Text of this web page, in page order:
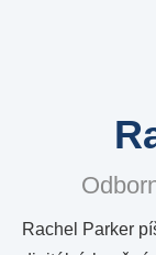
Rachel Parker